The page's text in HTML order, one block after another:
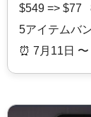
$549 => $77
5アイテムバ
⏰️ 7月11日